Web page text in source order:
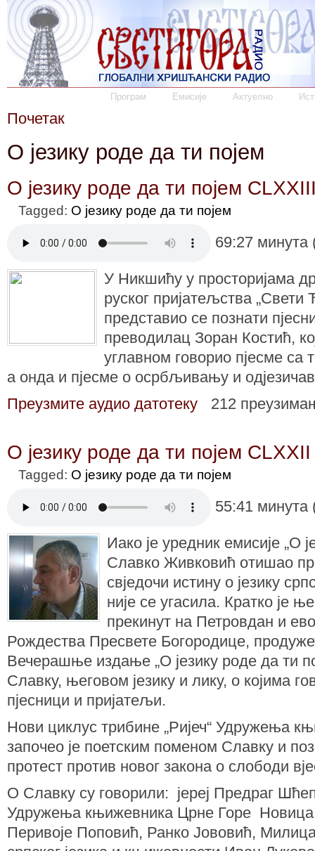
Програм Емисије Актуелно
Почетак
О језику роде да ти појем
О језику роде да ти појем
Tagged: О језику роде да ти појем
69:27
У Никшићу у просторијама
руског пријатељства „Свети
представио се познати
преводилац Зоран Костић,
углавном говорио пјесме са
а онда и пјесме о осрбљивању и
Преузмите аудио датотеку
212
О језику роде да ти појем CLXXII
Tagged: О језику роде да ти појем
55:41
Иако је уредник емисије „О
Славко Живковић отишао
свједочи истину о језику
није се угасила. Кратко је
прекинут на Петровдан и
Рождества Пресвете Богородице,
Вечерашње издање „О језику роде да ти
Славку, његовом језику и лику, о којима
пјесници и пријатељи.
Нови циклус трибине „Ријеч“ Удружења
започео је поетским поменом Славку и
протест против новог закона о слободи
О Славку су говорили: јереј Предраг
Удружења књижевника Црне Горе Новица
Перивоје Поповић, Ранко Јововић,